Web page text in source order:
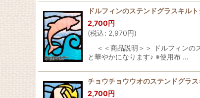
ドルフィンのステンドグラスキル
2,700円
(税込: 2,970円)
＜＜商品説明＞＞ ドルフィンの
と華やかになります♪ ※使用布 …
チョウチョウウオのステンドグラ
2,700円